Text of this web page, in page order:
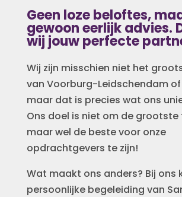
Geen loze beloftes,
gewoon eerlijk advies.
wij jouw perfecte
Wij zijn misschien niet het
van Voorburg-Leidschendam of
maar dat is precies wat ons
Ons doel is niet om de grootste
maar wel de beste voor onze
opdrachtgevers te zijn!
Wat maakt ons anders? Bij ons
persoonlijke begeleiding van